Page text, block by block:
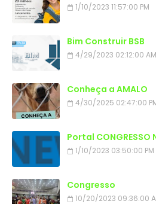
1/10/2023 11:57:00 PM
Bim Construir BSB
4/29/2023 02:12:00 AM
Conheça a AMALO
4/30/2025 02:47:00
Portal CONGRESSO
1/10/2023 03:50:00 PM
Congresso
10/20/2023 09:36:00